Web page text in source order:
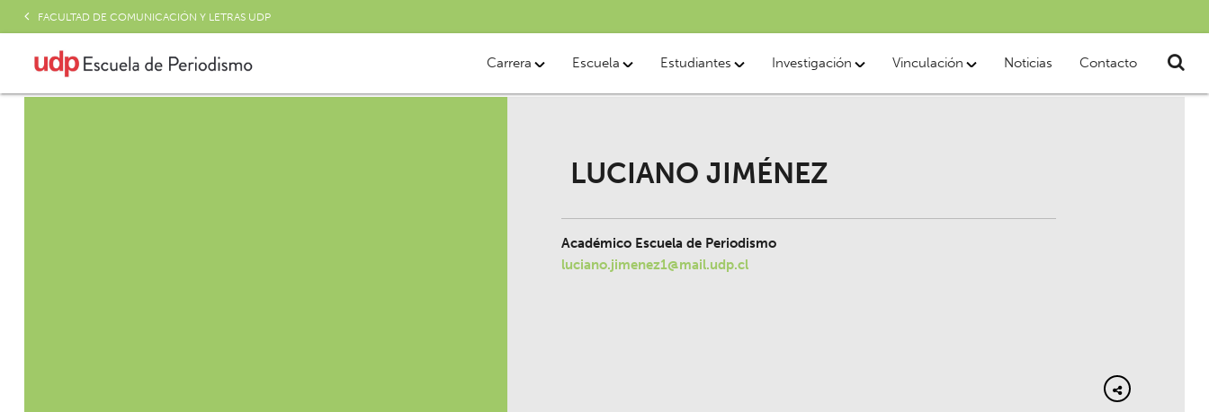
FACULTAD DE COMUNICACIÓN Y LETRAS UDP
Carrera Escuela Estudiantes Investigación Vinculación Noticias Contacto
LUCIANO JIMÉNEZ
Académico Escuela de Periodismo
luciano.jimenez1@mail.udp.cl